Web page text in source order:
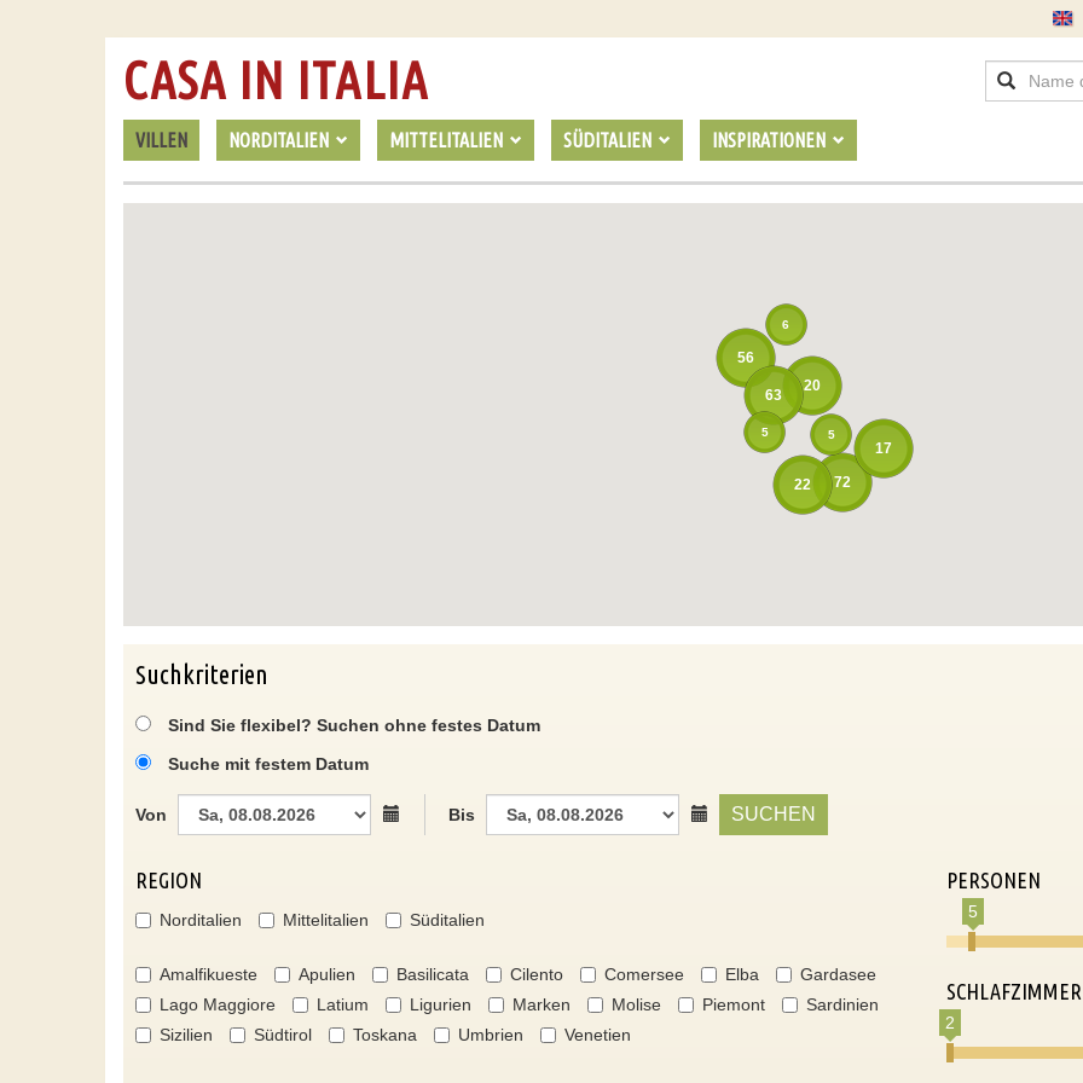
VILLEN NORDITALIEN MITTELITALIEN SÜDITALIEN INSPIRATIONEN
CASA IN ITALIA
72
17
56
20
63
22
5
5
6
Suchkriterien
Sind Sie flexibel? Suchen ohne festes Datum
Suche mit festem Datum
Von Bis SUCHEN
REGION
Norditalien Mittelitalien Süditalien
Amalfikueste Apulien Basilicata Cilento Comersee Elba
Gardasee
Lago Maggiore
Latium Ligurien Marken Molise Piemont
Sardinien
Sizilien
Südtirol Toskana Umbrien Venetien
PERSONEN
5
SCHLAFZIMMER
2